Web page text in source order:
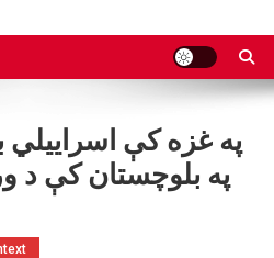
په غزه کې اسراییلي
په بلوچستان کې د